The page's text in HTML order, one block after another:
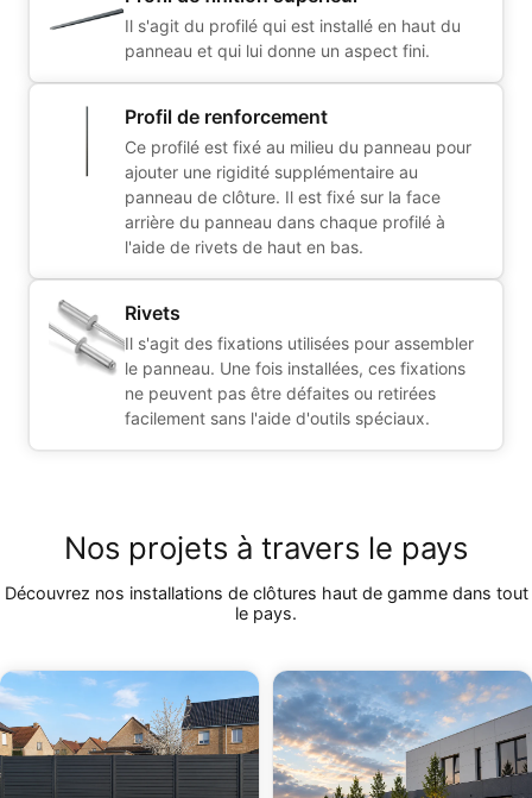
Il s'agit du profilé qui est installé en haut du
panneau et qui lui donne un aspect fini.
Profil de renforcement
Ce profilé est fixé au milieu du panneau pour
ajouter une rigidité supplémentaire au
panneau de clôture. Il est fixé sur la face
arrière du panneau dans chaque profilé à
l'aide de rivets de haut en bas.
Rivets
Il s'agit des fixations utilisées pour assembler
le panneau. Une fois installées, ces fixations
ne peuvent pas être défaites ou retirées
facilement sans l'aide d'outils spéciaux.
Nos projets à travers le pays
Découvrez nos installations de clôtures haut de gamme dans tout
le pays.